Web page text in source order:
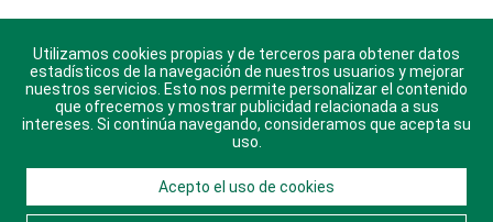
En pocas palabras
Escuchando al corazón
Economía Personal
Descarga nuestras aplicaciones para Android, iOS y
sistema Huawei.
© 2021 Diario Libre, todos los derechos reservados.
Utilizamos cookies propias y de terceros para obtener datos
estadísticos de la navegación de nuestros usuarios y mejorar
nuestros servicios. Esto nos permite personalizar el contenido
que ofrecemos y mostrar publicidad relacionada a sus
intereses. Si continúa navegando, consideramos que acepta su
uso.
Acepto el uso de cookies